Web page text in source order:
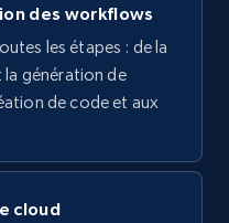
Essai gratuit
des workflows
les étapes : de la
génération de
de code et aux
cloud